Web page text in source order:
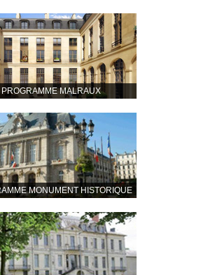
PROGRAMME MALRAUX
MONUMENT HISTORIQUE